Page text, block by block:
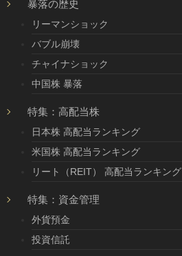
暴落の歴史
リーマンショック
バブル崩壊
チャイナショック
中国株 暴落
特集：高配当株
日本株 高配当ランキング
米国株 高配当ランキング
リート（REIT） 高配当ランキング
特集：資金管理
外貨預金
投資信託